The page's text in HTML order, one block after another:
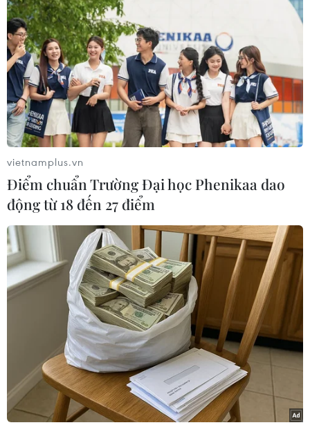
Giao tranh tại thủ đô khiến 18.000 người
Libya phải chạy nạn
16/04/2019 15:04
Liên hợp quốc ngày 16/4 cho biết, đụng độ gần đây
giữa các phe phái đối địch nhằm giành quyền kiểm
soát thủ đô Tripoli, Libya đã khiến 18.000 người phải
vietnamplus.vn
Điểm chuẩn Trường Đại học Phenikaa dao
động từ 18 đến 27 điểm